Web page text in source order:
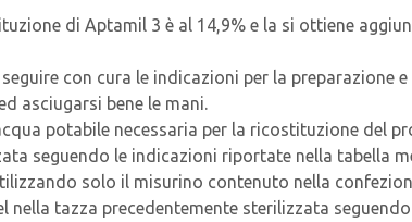
di Aptamil 3 è al 14,9% e la si ottiene
con cura le indicazioni per la
asciugarsi bene le mani.
potabile necessaria per la ricostituzione del
seguendo le indicazioni riportate nella tabella
solo il misurino contenuto nella
nella tazza precedentemente sterilizzata